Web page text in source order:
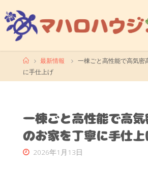
ン
テ
ホ
ー
ム
最新情報
一棟ごと高性能で高気密
に手仕上げ
一棟ごと高性能で高
のお家を丁寧に手仕上
2026年1月13日